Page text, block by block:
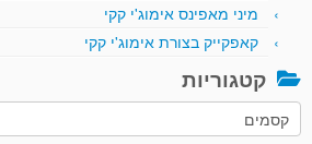
מיני מאפינס אימוג'י קקי
קאפקייק בצורת אימוג'י קקי
קטגוריות
קטגוריות